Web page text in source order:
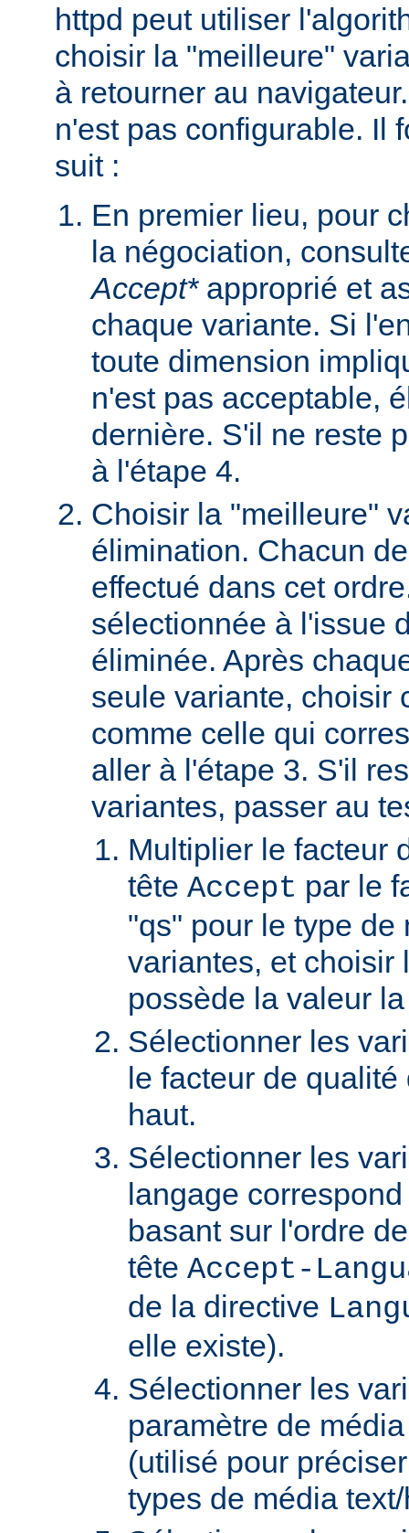
httpd peut utiliser
choisir la "meilleure"
à retourner au
n'est pas configurable. Il
suit :
En premier lieu, pour
la négociation,
Accept*approprié et
chaque variante. Si
toute dimension
n'est pas acceptable,
dernière. S'il ne reste
à l'étape 4.
Choisir la "meilleure"
élimination. Chacun
effectué dans cet
sélectionnée à l'issue
éliminée. Après
seule variante, choisir
comme celle qui
aller à l'étape 3. S'il
variantes, passer au
Multiplier le facteur
tête Accept par le
"qs" pour le type de
variantes, et choisir
possède la valeur
Sélectionner les
le facteur de
haut.
Sélectionner les
langage
basant sur l'ordre
tête Accept-
de la directive
elle existe).
Sélectionner les
paramètre de
(utilisé pour
types de média